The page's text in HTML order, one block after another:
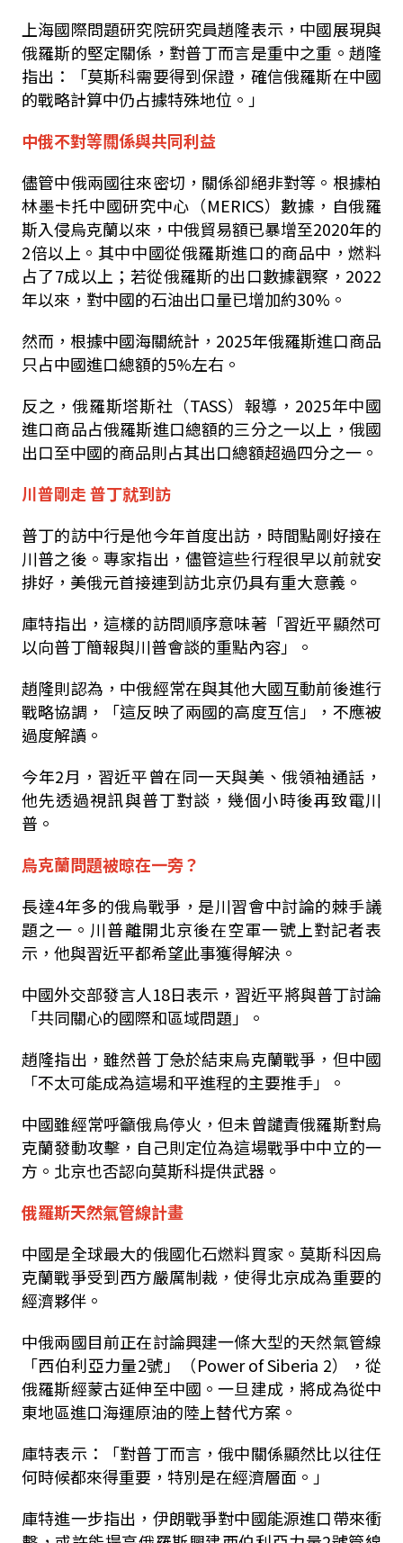
上海國際問題研究院研究員趙隆表示，中國展現與
俄羅斯的堅定關係，對普丁而言是重中之重。趙隆
指出：「莫斯科需要得到保證，確信俄羅斯在中國
的戰略計算中仍占據特殊地位。」
中俄不對等關係與共同利益
儘管中俄兩國往來密切，關係卻絕非對等。根據柏
林墨卡托中國研究中心（MERICS）數據，自俄羅
斯入侵烏克蘭以來，中俄貿易額已暴增至2020年的
2倍以上。其中中國從俄羅斯進口的商品中，燃料
占了7成以上；若從俄羅斯的出口數據觀察，2022
年以來，對中國的石油出口量已增加約30%。
然而，根據中國海關統計，2025年俄羅斯進口商品
只占中國進口總額的5%左右。
反之，俄羅斯塔斯社（TASS）報導，2025年中國
進口商品占俄羅斯進口總額的三分之一以上，俄國
出口至中國的商品則占其出口總額超過四分之一。
川普剛走 普丁就到訪
普丁的訪中行是他今年首度出訪，時間點剛好接在
川普之後。專家指出，儘管這些行程很早以前就安
排好，美俄元首接連到訪北京仍具有重大意義。
庫特指出，這樣的訪問順序意味著「習近平顯然可
以向普丁簡報與川普會談的重點內容」。
趙隆則認為，中俄經常在與其他大國互動前後進行
戰略協調，「這反映了兩國的高度互信」，不應被
過度解讀。
今年2月，習近平曾在同一天與美、俄領袖通話，
他先透過視訊與普丁對談，幾個小時後再致電川
普。
烏克蘭問題被晾在一旁？
長達4年多的俄烏戰爭，是川習會中討論的棘手議
題之一。川普離開北京後在空軍一號上對記者表
示，他與習近平都希望此事獲得解決。
中國外交部發言人18日表示，習近平將與普丁討論
「共同關心的國際和區域問題」。
趙隆指出，雖然普丁急於結束烏克蘭戰爭，但中國
「不太可能成為這場和平進程的主要推手」。
中國雖經常呼籲俄烏停火，但未曾譴責俄羅斯對烏
克蘭發動攻擊，自己則定位為這場戰爭中中立的一
方。北京也否認向莫斯科提供武器。
俄羅斯天然氣管線計畫
中國是全球最大的俄國化石燃料買家。莫斯科因烏
克蘭戰爭受到西方嚴厲制裁，使得北京成為重要的
經濟夥伴。
中俄兩國目前正在討論興建一條大型的天然氣管線
「西伯利亞力量2號」（Power of Siberia 2），從
俄羅斯經蒙古延伸至中國。一旦建成，將成為從中
東地區進口海運原油的陸上替代方案。
庫特表示：「對普丁而言，俄中關係顯然比以往任
何時候都來得重要，特別是在經濟層面。」
庫特進一步指出，伊朗戰爭對中國能源進口帶來衝